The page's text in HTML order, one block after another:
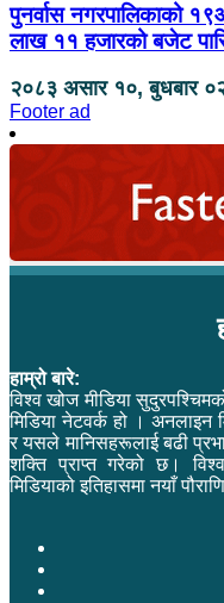
पुनर्वास नगरपालिकाको
लाख ११ हजारको बजेट
२०८३ असार १०, बुधबार
Footer ad
हाम्रो बारे:
विश्व खोज मीडिया
मिडिया नेटवर्क हो । अनलाइन
र यसले मानिसहरूलाई बढी
शक्ति प्राप्त गरेको छ।
मिडियाको इतिहासमा नयाँ